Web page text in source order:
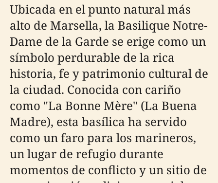
Ubicada en el punto natural más
alto de Marsella, la Basilique Notre-
Dame de la Garde se erige como un
símbolo perdurable de la rica
historia, fe y patrimonio cultural de
la ciudad. Conocida con cariño
como "La Bonne Mère" (La Buena
Madre), esta basílica ha servido
como un faro para los marineros,
un lugar de refugio durante
momentos de conflicto y un sitio de